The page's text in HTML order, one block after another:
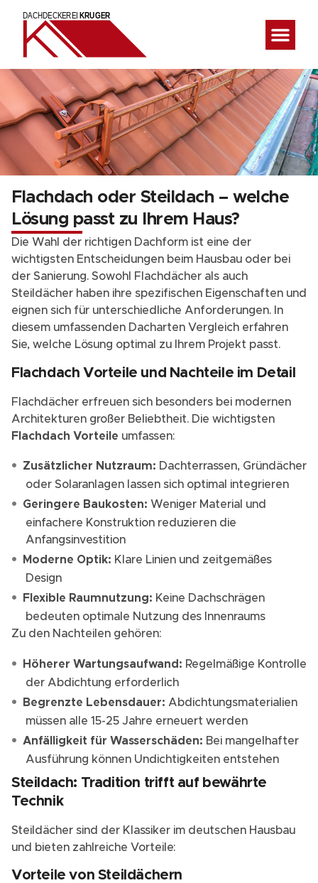
Flachdach oder Steildach – welche
Lösung passt zu Ihrem Haus?
Die Wahl der richtigen Dachform ist eine der
wichtigsten Entscheidungen beim Hausbau oder bei
der Sanierung. Sowohl Flachdächer als auch
Steildächer haben ihre spezifischen Eigenschaften und
eignen sich für unterschiedliche Anforderungen. In
diesem umfassenden Dacharten Vergleich erfahren
Sie, welche Lösung optimal zu Ihrem Projekt passt.
Flachdach Vorteile und Nachteile im Detail
Flachdächer erfreuen sich besonders bei modernen
Architekturen großer Beliebtheit. Die wichtigsten
Flachdach Vorteile umfassen:
Zusätzlicher Nutzraum: Dachterrassen, Gründächer
oder Solaranlagen lassen sich optimal integrieren
Geringere Baukosten: Weniger Material und
einfachere Konstruktion reduzieren die
Anfangsinvestition
Moderne Optik: Klare Linien und zeitgemäßes
Design
Flexible Raumnutzung: Keine Dachschrägen
bedeuten optimale Nutzung des Innenraums
Zu den Nachteilen gehören:
Höherer Wartungsaufwand: Regelmäßige Kontrolle
der Abdichtung erforderlich
Begrenzte Lebensdauer: Abdichtungsmaterialien
müssen alle 15-25 Jahre erneuert werden
Anfälligkeit für Wasserschäden: Bei mangelhafter
Ausführung können Undichtigkeiten entstehen
Steildach: Tradition trifft auf bewährte
Technik
Steildächer sind der Klassiker im deutschen Hausbau
und bieten zahlreiche Vorteile:
Vorteile von Steildächern